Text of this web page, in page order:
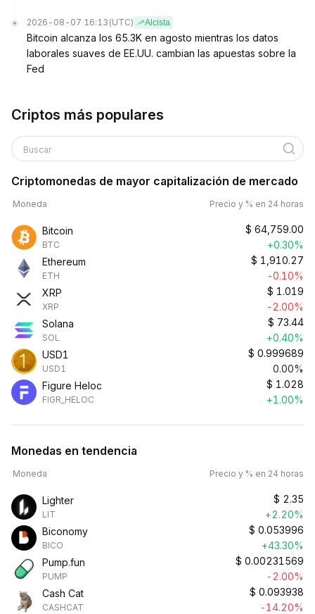
2026-08-07 16:13 (UTC) Alcista
Bitcoin alcanza los 65.3K en agosto mientras los datos
laborales suaves de EE.UU. cambian las apuestas sobre la
Fed
Criptos más populares
Buscar
Criptomonedas de mayor capitalización de mercado
Moneda Precio y % en 24 horas
Bitcoin
BTC
$ 64,759.00
+0.30%
Ethereum
ETH
$ 1,910.27
-0.10%
XRP
XRP
$ 1.019
-2.00%
Solana
SOL
$ 73.44
+0.40%
USD1
USD1
$ 0.999689
0.00%
Figure Heloc
FIGR_HELOC
$ 1.028
+1.00%
Monedas en tendencia
Moneda Precio y % en 24 horas
Lighter
LIT
$ 2.35
+2.20%
Biconomy
BICO
$ 0.053996
+43.30%
Pump.fun
PUMP
$ 0.00231569
-2.00%
Cash Cat
CASHCAT
$ 0.093938
-14.20%